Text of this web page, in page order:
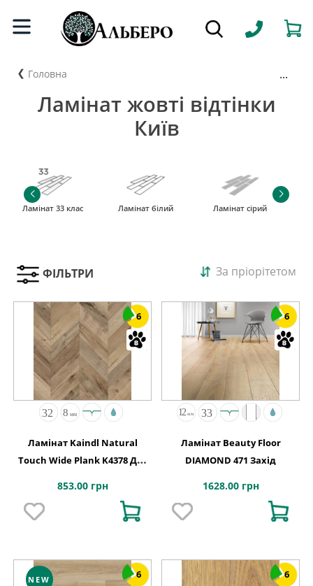
Головна ...
Ламінат жовті відтінки
Київ
Ламінат 33 клас Ламінат білий Ламінат сірий
ФІЛЬТРИ За пріорітетом
6
Ламінат Kaindl Natural
Touch Wide Plank K4378 Дуб
853.00 грн
6
Ламінат Beauty Floor
DIAMOND 471 Захід
1628.00 грн
NEW 6 6